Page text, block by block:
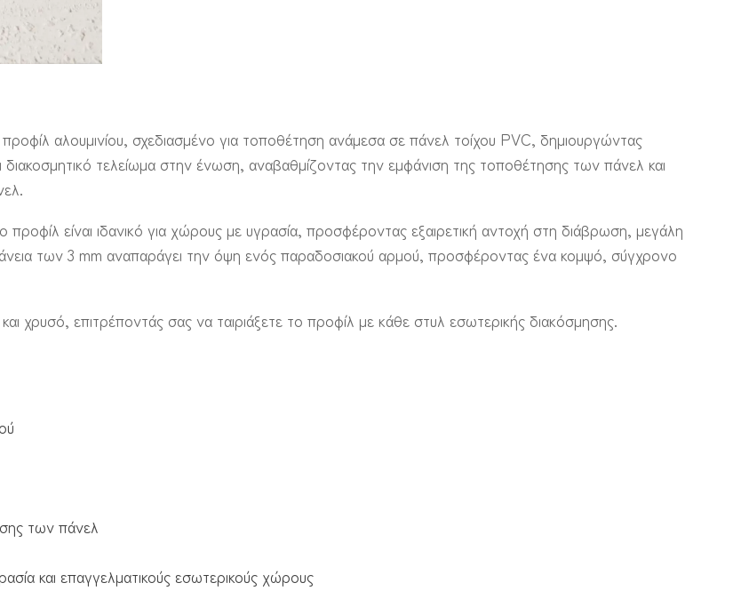
αλουμινίου, σχεδιασμένο για τοποθέτηση ανάμεσα σε πάνελ τοίχου PVC, δημιουργώντας
διακοσμητικό τελείωμα στην ένωση, αναβαθμίζοντας την εμφάνιση της τοποθέτησης των πάνελ και
είναι ιδανικό για χώρους με υγρασία, προσφέροντας εξαιρετική αντοχή στη διάβρωση, μεγάλη
των 3 mm αναπαράγει την όψη ενός παραδοσιακού αρμού, προσφέροντας ένα κομψό, σύγχρονο
χρυσό, επιτρέποντάς σας να ταιριάξετε το προφίλ με κάθε στυλ εσωτερικής διακόσμησης.
των πάνελ
και επαγγελματικούς εσωτερικούς χώρους